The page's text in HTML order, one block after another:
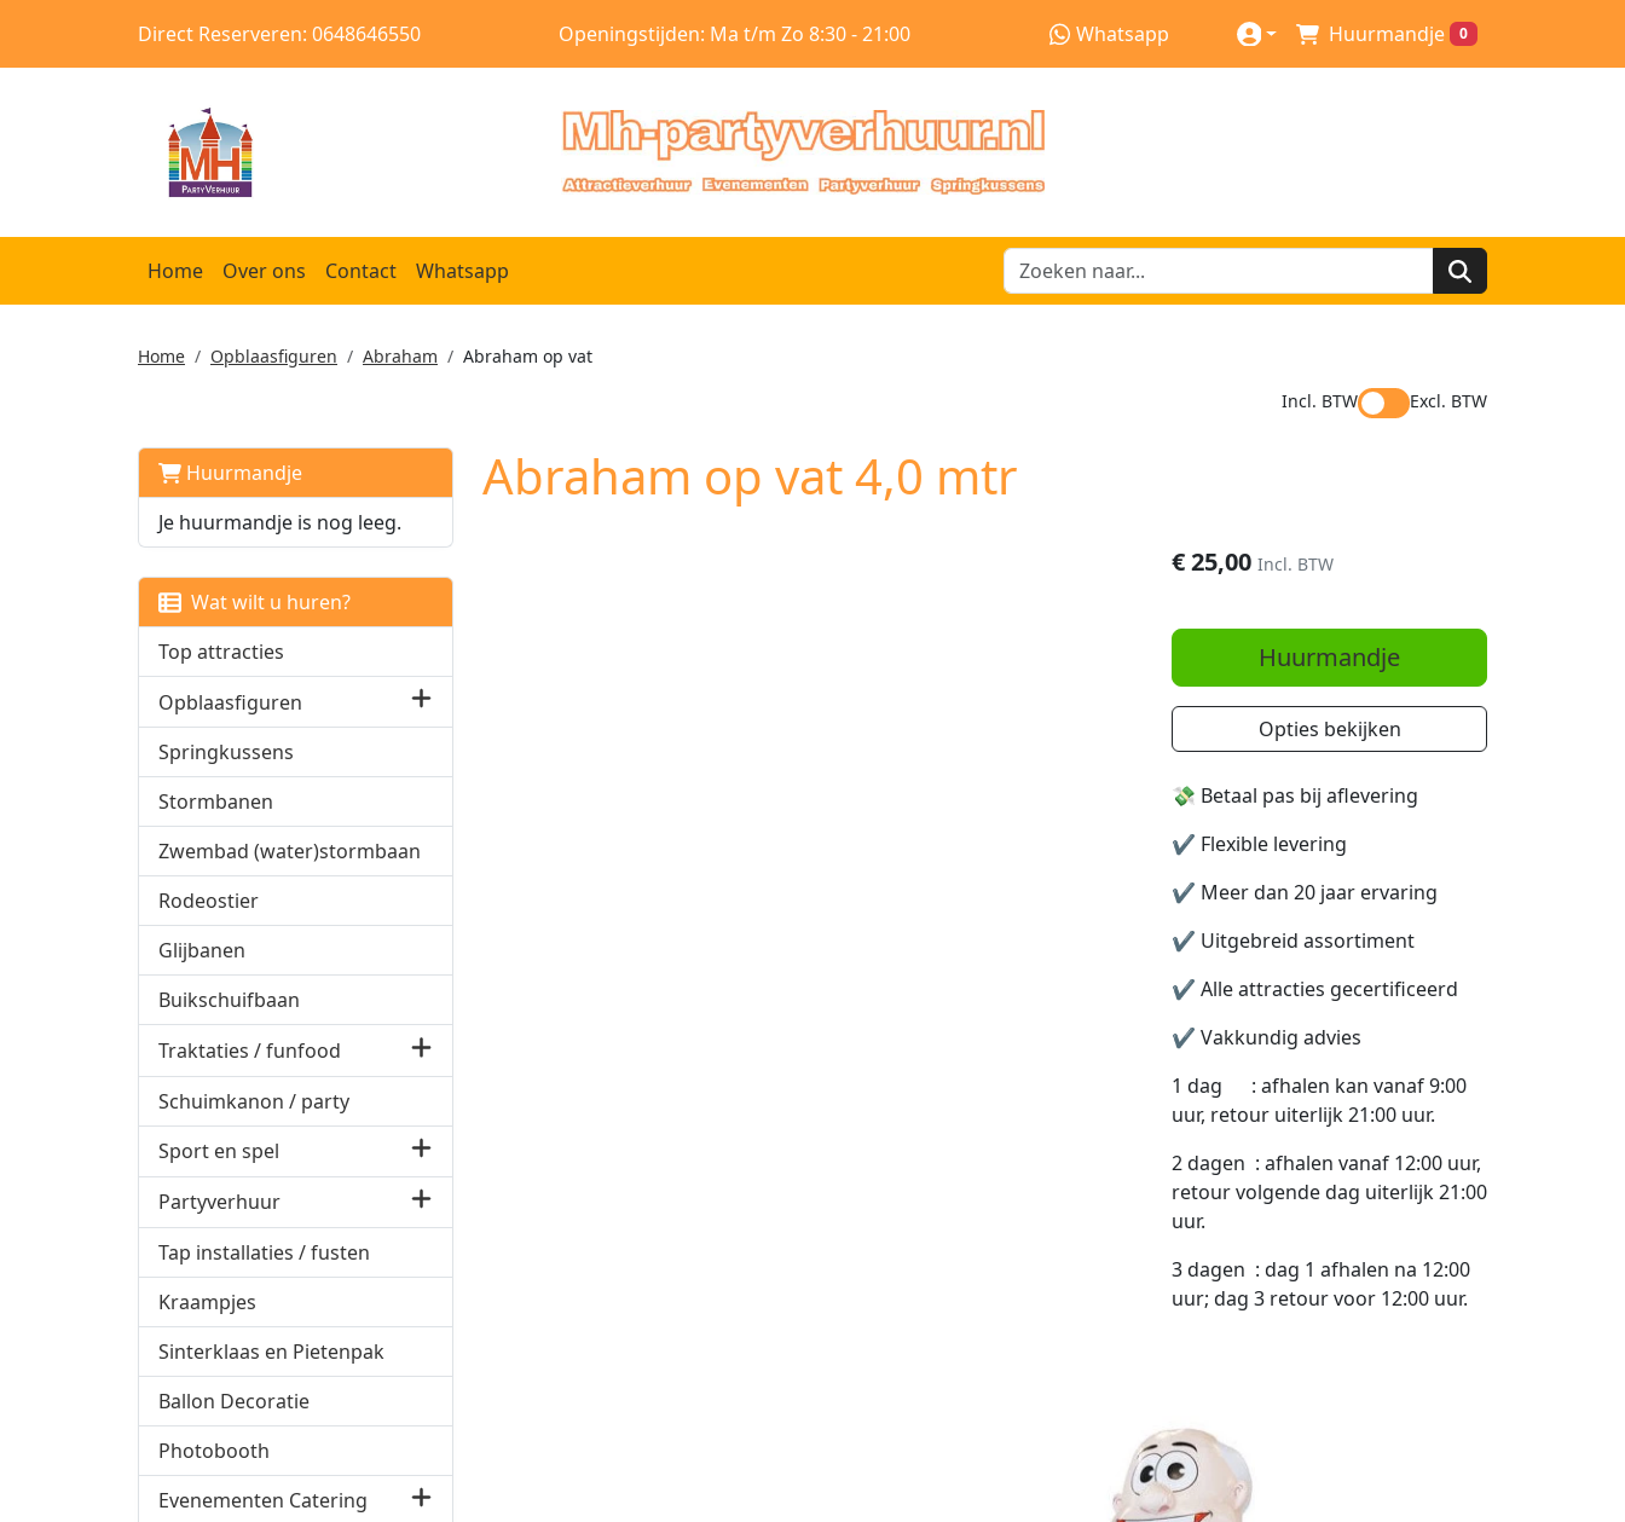
Direct Reserveren: 0648646550 Openingstijden: Ma t/m Zo 8:30 - 21:00 Whatsapp Huurmandje 0
Home Over ons Contact Whatsapp
Home Opblaasfiguren Abraham
Abraham op vat
Incl. BTW
Excl. BTW
Huurmandje
Je huurmandje is nog leeg.
Wat wilt u huren?
Top attracties
Opblaasfiguren
Springkussens
Stormbanen
Zwembad (water)stormbaan
Rodeostier
Glijbanen
Buikschuifbaan
Traktaties / funfood
Schuimkanon / party
Sport en spel
Partyverhuur
Tap installaties / fusten
Kraampjes
Sinterklaas en Pietenpak
Ballon Decoratie
Photobooth
Evenementen Catering
Abraham op vat 4,0 mtr
€25,00 Incl. BTW
Huurmandje
Opties bekijken
💸 Betaal pas bij aflevering
✔️ Flexible levering
✔️ Meer dan 20 jaar ervaring
✔️ Uitgebreid assortiment
✔️ Alle attracties gecertificeerd
✔️ Vakkundig advies
1 dag : afhalen kan vanaf 9:00
uur, retour uiterlijk 21:00 uur.
2 dagen : afhalen vanaf 12:00 uur,
retour volgende dag uiterlijk 21:00
uur.
3 dagen : dag 1 afhalen na 12:00
uur; dag 3 retour voor 12:00 uur.